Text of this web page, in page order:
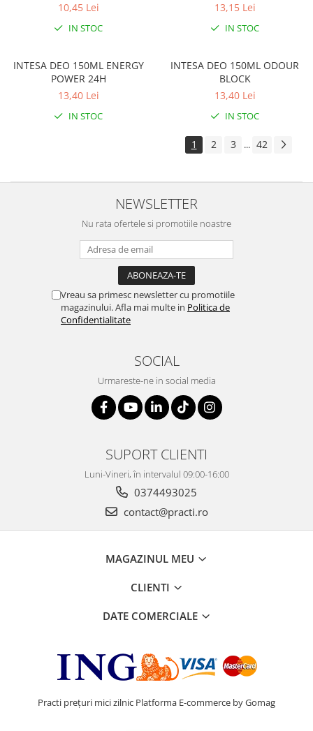
10,45 Lei
IN STOC
13,15 Lei
IN STOC
INTESA DEO 150ML ENERGY
POWER 24H
13,40 Lei
IN STOC
INTESA DEO 150ML ODOUR
BLOCK
13,40 Lei
IN STOC
1 2 3 ... 42
NEWSLETTER
Nu rata ofertele si promotiile noastre
Vreau sa primesc newsletter cu promotiile
magazinului. Afla mai multe in Politica de
Confidentialitate
SOCIAL
Urmareste-ne in social media
SUPORT CLIENTI
Luni-Vineri, în intervalul 09:00-16:00
0374493025
contact@practi.ro
MAGAZINUL MEU
CLIENTI
DATE COMERCIALE
Practi prețuri mici zilnic Platforma E-commerce by Gomag